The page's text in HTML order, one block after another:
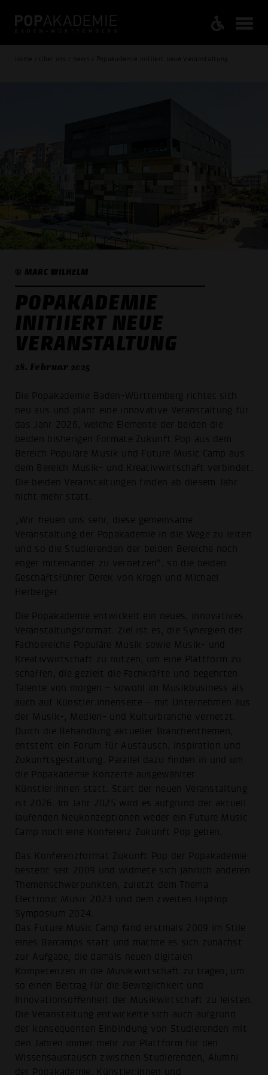
Home / Über uns / News / Popakademie initiiert neue Veranstaltung
© MARC WILHELM
POPAKADEMIE
INITIIERT NEUE
VERANSTALTUNG
28. Februar 2025
Die Popakademie Baden-Württemberg richtet sich
neu aus und plant eine innovative Veranstaltung für
das Jahr 2026, welche Elemente der beiden die
beiden bisherigen Formate Zukunft Pop aus dem
Bereich Populäre Musik und Future Music Camp aus
dem Bereich Musik- und Kreativwirtschaft verbindet.
Die beiden Veranstaltungen finden ab diesem Jahr
nicht mehr statt.
„Wir freuen uns sehr, diese gemeinsame
Veranstaltung der Popakademie in die Wege zu leiten
und so die Studierenden der beiden Bereiche noch
enger miteinander zu vernetzen“, so die beiden
Geschäftsführer Derek von Krogh und Michael
Herberger.
Die Popakademie entwickelt ein neues, innovatives
Veranstaltungsformat. Ziel ist es, die Synergien der
Fachbereiche Populäre Musik sowie Musik- und
Kreativwirtschaft zu nutzen, um eine Plattform zu
schaffen, die gezielt die Fachkräfte und begehrten
Talente von morgen – sowohl im Musikbusiness als
auch auf Künstler:innenseite – mit Unternehmen aus
der Musik-, Medien- und Kulturbranche vernetzt.
Durch die Behandlung aktueller Branchenthemen,
entsteht ein Forum für Austausch, Inspiration und
Zukunftsgestaltung. Parallel dazu finden in und um
die Popakademie Konzerte ausgewählter
Künstler:innen statt. Start der neuen Veranstaltung
ist 2026. Im Jahr 2025 wird es aufgrund der aktuell
laufenden Neukonzeptionen weder ein Future Music
Camp noch eine Konferenz Zukunft Pop geben.
Das Konferenzformat Zukunft Pop der Popakademie
besteht seit 2009 und widmete sich jährlich anderen
Themenschwerpunkten, zuletzt dem Thema
Electronic Music 2023 und dem zweiten HipHop
Symposium 2024.
Das Future Music Camp fand erstmals 2009 im Stile
eines Barcamps statt und machte es sich zunächst
zur Aufgabe, die damals neuen digitalen
Kompetenzen in die Musikwirtschaft zu tragen, um
so einen Beitrag für die Beweglichkeit und
Innovationsoffenheit der Musikwirtschaft zu leisten.
Die Veranstaltung entwickelte sich auch aufgrund
der konsequenten Einbindung von Studierenden mit
den Jahren immer mehr zur Plattform für den
Wissensaustausch zwischen Studierenden, Alumni
der Popakademie, Künstler:innen und